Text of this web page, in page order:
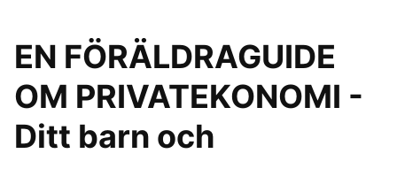
EN FÖRÄLDRAGUIDE
OM PRIVATEKONOMI -
Ditt barn och